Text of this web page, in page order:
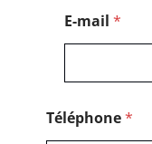
E-mail *
Téléphone*